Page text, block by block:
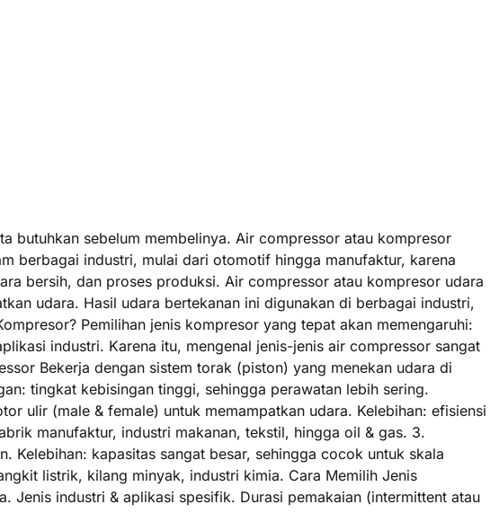
butuhkan sebelum membelinya. Air compressor atau kompresor
berbagai industri, mulai dari otomotif hingga manufaktur, karena
bersih, dan proses produksi. Air compressor atau kompresor udara
udara. Hasil udara bertekanan ini digunakan di berbagai industri,
Pemilihan jenis kompresor yang tepat akan memengaruhi:
industri. Karena itu, mengenal jenis-jenis air compressor sangat
Bekerja dengan sistem torak (piston) yang menekan udara di
tingkat kebisingan tinggi, sehingga perawatan lebih sering.
ulir (male & female) untuk memampatkan udara. Kelebihan: efisiensi
manufaktur, industri makanan, tekstil, hingga oil & gas. 3.
Kelebihan: kapasitas sangat besar, sehingga cocok untuk skala
listrik, kilang minyak, industri kimia. Cara Memilih Jenis
Jenis industri & aplikasi spesifik. Durasi pemakaian (intermittent atau